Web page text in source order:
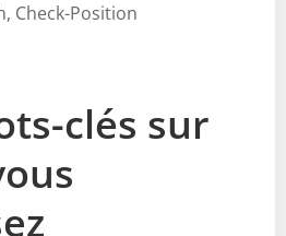
Check-Position
clés sur